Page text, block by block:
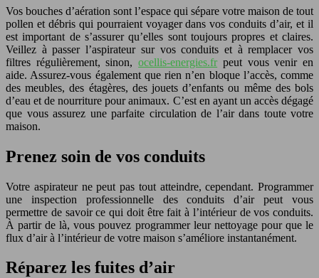
Vos bouches d’aération sont l’espace qui sépare votre maison de tout
pollen et débris qui pourraient voyager dans vos conduits d’air, et il
est important de s’assurer qu’elles sont toujours propres et claires.
Veillez à passer l’aspirateur sur vos conduits et à remplacer vos
filtres régulièrement, sinon,ocellis-energies.fr peut vous venir en
aide. Assurez-vous également que rien n’en bloque l’accès, comme
des meubles, des étagères, des jouets d’enfants ou même des bols
d’eau et de nourriture pour animaux. C’est en ayant un accès dégagé
que vous assurez une parfaite circulation de l’air dans toute votre
maison.
Prenez soin de vos conduits
Votre aspirateur ne peut pas tout atteindre, cependant. Programmer
une inspection professionnelle des conduits d’air peut vous
permettre de savoir ce qui doit être fait à l’intérieur de vos conduits.
À partir de là, vous pouvez programmer leur nettoyage pour que le
flux d’air à l’intérieur de votre maison s’améliore instantanément.
Réparez les fuites d’air